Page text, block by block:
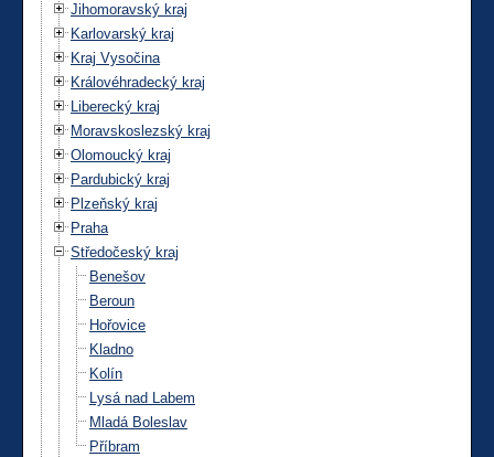
Jihomoravský kraj
Karlovarský kraj
Kraj Vysočina
Královéhradecký kraj
Liberecký kraj
Moravskoslezský kraj
Olomoucký kraj
Pardubický kraj
Plzeňský kraj
Praha
Středočeský kraj
Benešov
Beroun
Hořovice
Kladno
Kolín
Lysá nad Labem
Mladá Boleslav
Příbram